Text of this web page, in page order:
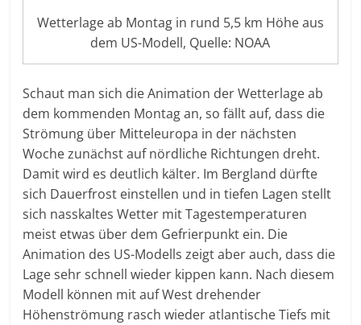
Wetterlage ab Montag in rund 5,5 km Höhe aus
dem US-Modell, Quelle: NOAA
Schaut man sich die Animation der Wetterlage ab
dem kommenden Montag an, so fällt auf, dass die
Strömung über Mitteleuropa in der nächsten
Woche zunächst auf nördliche Richtungen dreht.
Damit wird es deutlich kälter. Im Bergland dürfte
sich Dauerfrost einstellen und in tiefen Lagen stellt
sich nasskaltes Wetter mit Tagestemperaturen
meist etwas über dem Gefrierpunkt ein. Die
Animation des US-Modells zeigt aber auch, dass die
Lage sehr schnell wieder kippen kann. Nach diesem
Modell können mit auf West drehender
Höhenströmung rasch wieder atlantische Tiefs mit